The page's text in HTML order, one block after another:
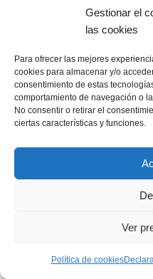
Gestionar el
las cookies
Para ofrecer las mejores
cookies para almacenar y/o
consentimiento de estas
comportamiento de navegación o
No consentir o retirar el
ciertas características y funciones.
Ver
Política de cookies
Hornos de cocina:
Cómo preparar un
Consejos para ser un
Todo lo que
Tendencias e
Cómo montar una